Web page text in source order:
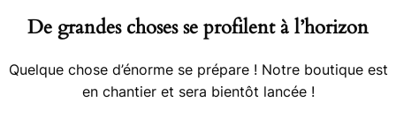
De grandes choses se profilent à l’horizon
Quelque chose d’énorme se prépare ! Notre boutique est
en chantier et sera bientôt lancée !